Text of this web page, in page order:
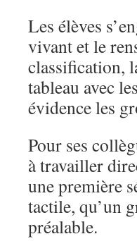
Les élèves
vivant et le
classification,
tableau avec
évidence les
Pour ses
à travailler
une première
tactile, qu’un
préalable.